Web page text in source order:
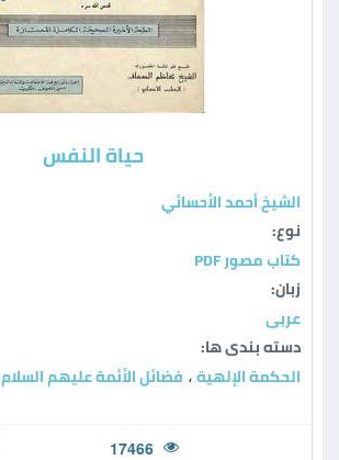
حياة النفس
الشيخ أحمد الأحسائي
نوع:
كتاب مصور PDF
زبان:
عربی
دسته بندی ها:
الحكمة الإلهية ، فضائل الأئمة عليهم السلام
17466